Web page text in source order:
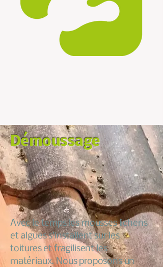
Démoussage
Avec le temps les mousses lichens
et algues s’installent sur les
toitures et fragilisent les
matériaux. Nous proposons un